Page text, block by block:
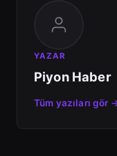
YAZAR
Piyon Haber
Tüm yazıları gör